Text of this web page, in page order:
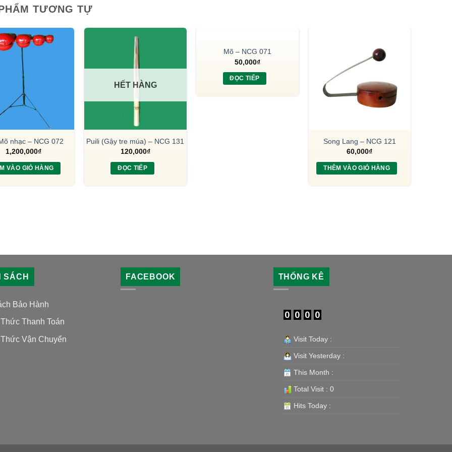
TƯƠNG TỰ
nhạc – NCG 072
1,200,000₫
VÀO GIỎ HÀNG
HẾT HÀNG
Puili (Gậy tre múa) – NCG 131
120,000₫
ĐỌC TIẾP
HẾT HÀNG
Mõ – NCG 071
50,000₫
ĐỌC TIẾP
Song Lang – NCG 121
60,000₫
THÊM VÀO GIỎ HÀNG
SÁCH
Bảo Hành
Thanh Toán
Vận Chuyển
FACEBOOK THỐNG KÊ
Visit Today :
Visit Yesterday :
This Month :
Total Visit : 0
Hits Today :